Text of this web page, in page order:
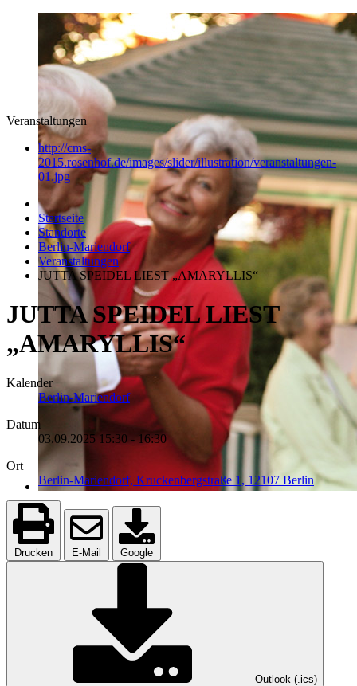
Veranstaltungen
http://cms-
2015.rosenhof.de/images/slider/illustration/veranstaltungen-
01.jpg
Startseite
Standorte
Berlin-Mariendorf
Veranstaltungen
JUTTA SPEIDEL LIEST „AMARYLLIS“
JUTTA SPEIDEL LIEST
„AMARYLLIS“
Kalender
Berlin-Mariendorf
Datum
03.09.2025 15:30 - 16:30
Ort
Berlin-Mariendorf, Kruckenbergstraße 1, 12107 Berlin
Drucken E-Mail Google
Outlook (.ics)